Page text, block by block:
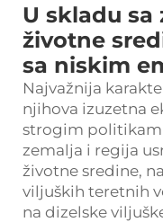
U skladu
životne
sa niskim
Najvažnija
njihova izuzetna
strogim
zemalja i regija
životne sredine,
viljuških teretnih
na dizelske